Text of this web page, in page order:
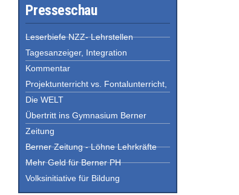
Presseschau
Leserbiefe NZZ- Lehrstellen
Tagesanzeiger, Integration
Kommentar
Projektunterricht vs. Fontalunterricht,
Die WELT
Übertritt ins Gymnasium Berner
Zeitung
Berner Zeitung - Löhne Lehrkräfte
Mehr Geld für Berner PH
Volksinitiative für Bildung